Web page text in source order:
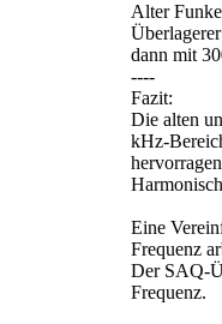
Alter
dann mit
----
Fazit:
Die alten
kHz-
Eine
Frequenz
Der SAQ-
Frequenz.